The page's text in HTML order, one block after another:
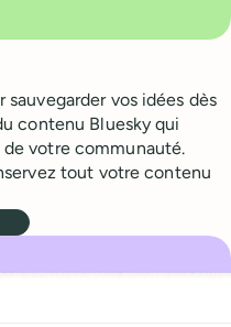
sauvegarder vos idées dès
contenu Bluesky qui
votre communauté.
tout votre contenu